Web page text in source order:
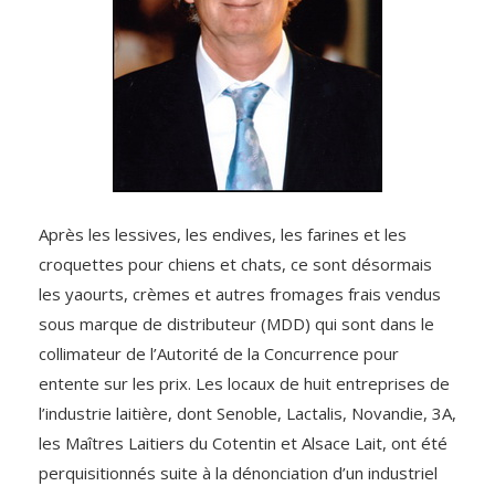
Après les lessives, les endives, les farines et les
croquettes pour chiens et chats, ce sont désormais
les yaourts, crèmes et autres fromages frais vendus
sous marque de distributeur (MDD) qui sont dans le
collimateur de l’Autorité de la Concurrence pour
entente sur les prix. Les locaux de huit entreprises de
l’industrie laitière, dont Senoble, Lactalis, Novandie, 3A,
les Maîtres Laitiers du Cotentin et Alsace Lait, ont été
perquisitionnés suite à la dénonciation d’un industriel